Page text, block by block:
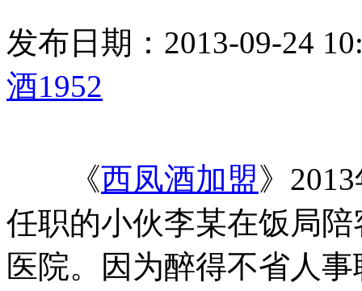
发布日期：2013-09-24
酒1952
《西凤酒加盟》
任职的小伙李某在饭局
医院。因为醉得不省人